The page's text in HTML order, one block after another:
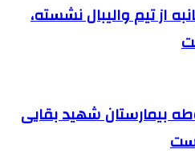
از تیم والیبال نشسته،
بیمارستان شهید بقایی